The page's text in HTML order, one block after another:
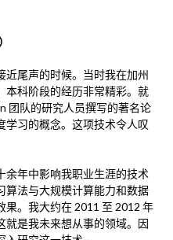
近尾声的时候。当时我在加州
本科阶段的经历非常精彩。就
团队的研究人员撰写的著名论
学习的概念。这项技术令人叹
余年中影响我职业生涯的技术
算法与大规模计算能力和数据
。我大约在 2011 至 2012 年
就是我未来想从事的领域。因